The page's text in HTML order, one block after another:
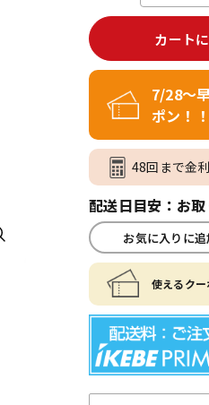
カート
7/28～
ポン！
48回まで金
配送日目安：お
お気に入りに
使えるク